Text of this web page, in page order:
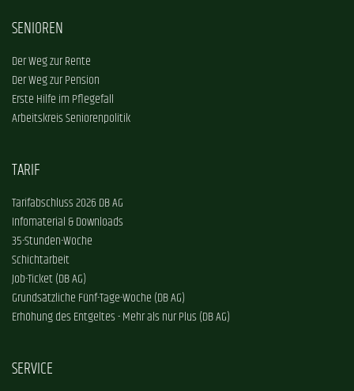
SENIOREN
Der Weg zur Rente
Der Weg zur Pension
Erste Hilfe im Pflegefall
Arbeitskreis Seniorenpolitik
TARIF
Tarifabschluss 2026 DB AG
Infomaterial & Downloads
35-Stunden-Woche
Schichtarbeit
Job-Ticket (DB AG)
Grundsätzliche Fünf-Tage-Woche (DB AG)
Erhöhung des Entgeltes - Mehr als nur Plus (DB AG)
SERVICE